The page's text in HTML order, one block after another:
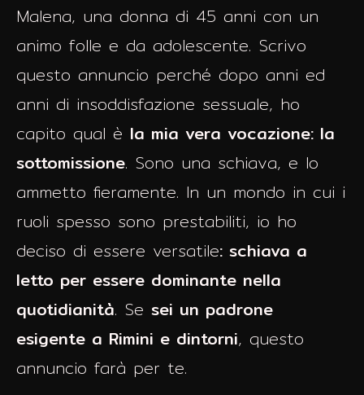
Malena, una donna di 45 anni con un
animo folle e da adolescente. Scrivo
questo annuncio perché dopo anni ed
anni di insoddisfazione sessuale, ho
capito qual è la mia vera vocazione: la
sottomissione. Sono una schiava, e lo
ammetto fieramente. In un mondo in cui i
ruoli spesso sono prestabiliti, io ho
deciso di essere versatile: schiava a
letto per essere dominante nella
quotidianità. Se sei un padrone
esigente a Rimini e dintorni, questo
annuncio farà per te.